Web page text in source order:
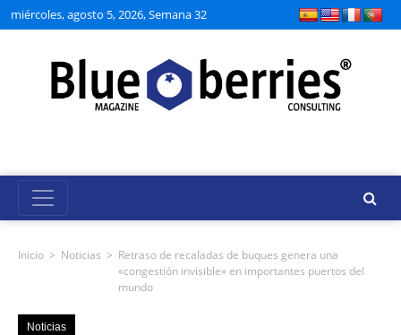
miércoles, agosto 5, 2026, Semana 32
Inicio > Noticias > Retraso de recaladas de buques genera una
«congestión invisible» en importantes puertos del
mundo
Noticias